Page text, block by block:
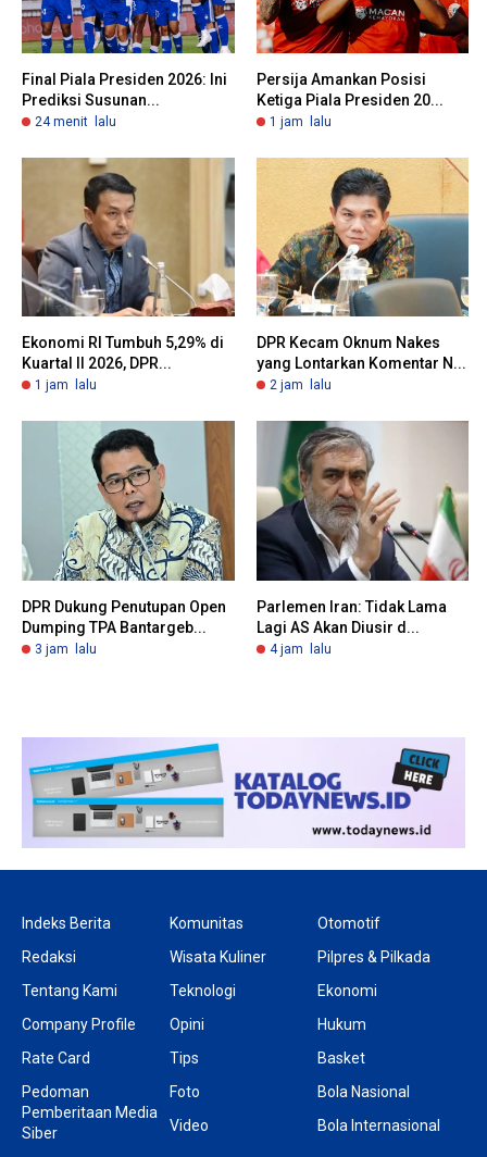
Final Piala Presiden 2026: Ini
Prediksi Susunan...
24 menit lalu
Persija Amankan Posisi
Ketiga Piala Presiden 20...
1 jam lalu
Ekonomi RI Tumbuh 5,29% di
Kuartal II 2026, DPR...
1 jam lalu
DPR Kecam Oknum Nakes
yang Lontarkan Komentar N...
2 jam lalu
DPR Dukung Penutupan Open
Dumping TPA Bantargeb...
3 jam lalu
Parlemen Iran: Tidak Lama
Lagi AS Akan Diusir d...
4 jam lalu
Indeks Berita
Redaksi
Tentang Kami
Company Profile
Rate Card
Pedoman
Pemberitaan Media
Siber
Komunitas
Wisata Kuliner
Teknologi
Opini
Tips
Foto
Video
Otomotif
Pilpres & Pilkada
Ekonomi
Hukum
Basket
Bola Nasional
Bola Internasional